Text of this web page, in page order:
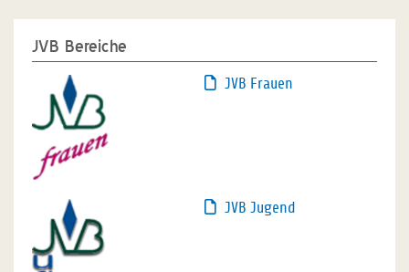
JVB Bereiche
JVB Frauen
JVB Jugend